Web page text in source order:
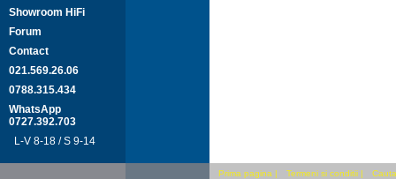
Showroom HiFi
Forum
Contact
021.569.26.06
0788.315.434
WhatsApp
0727.392.703
L-V 8-18 / S 9-14
Prima pagina | Termeni si conditii |